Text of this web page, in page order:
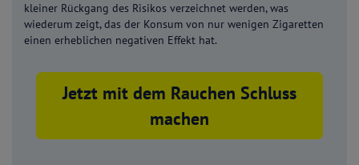
kleiner Rückgang des Risikos verzeichnet werden, was
wiederum zeigt, das der Konsum von nur wenigen Zigaretten
einen erheblichen negativen Effekt hat.
Jetzt mit dem Rauchen Schluss
machen